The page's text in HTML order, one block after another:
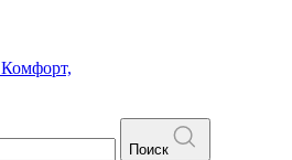
Комфорт,
Поиск